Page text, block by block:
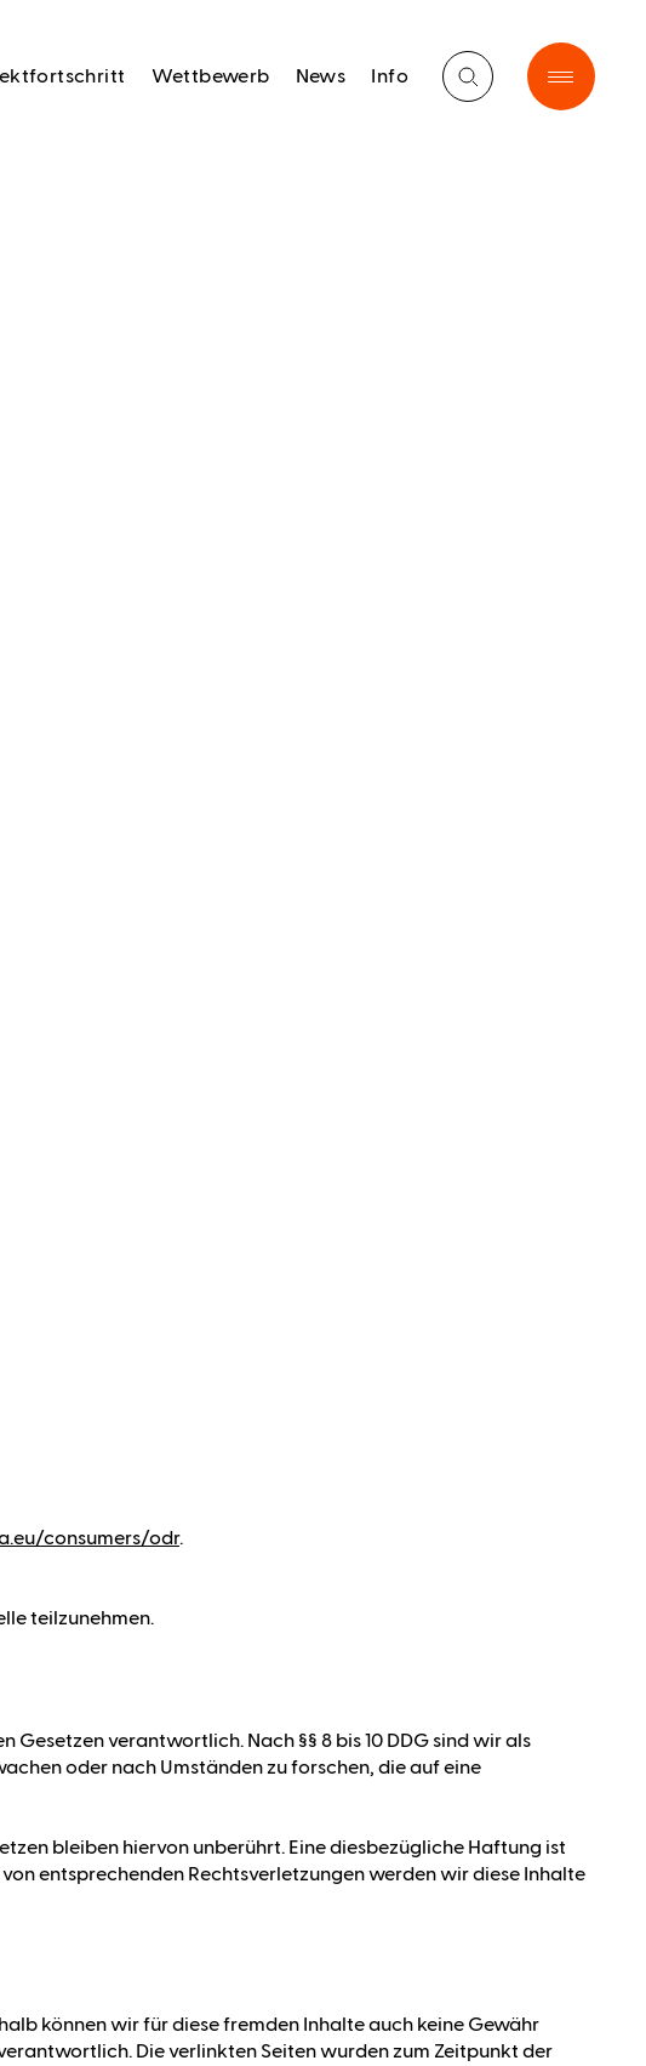
Wettbewerb News Info
consumers/odr.
teilzunehmen.
Gesetzen verantwortlich. Nach §§ 8 bis 10 DDG sind wir als
oder nach Umständen zu forschen, die auf eine
bleiben hiervon unberührt. Eine diesbezügliche Haftung ist
entsprechenden Rechtsverletzungen werden wir diese Inhalte
können wir für diese fremden Inhalte auch keine Gewähr
Die verlinkten Seiten wurden zum Zeitpunkt der